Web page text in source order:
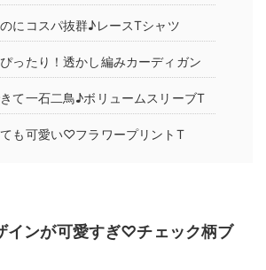
にコスパ抜群♪レースTシャツ
ったり！透かし編みカーディガン
て一石二鳥♪ボリュームスリーブT
ても可愛い♡フラワープリントT
インが可愛すぎ♡チェック柄ブ